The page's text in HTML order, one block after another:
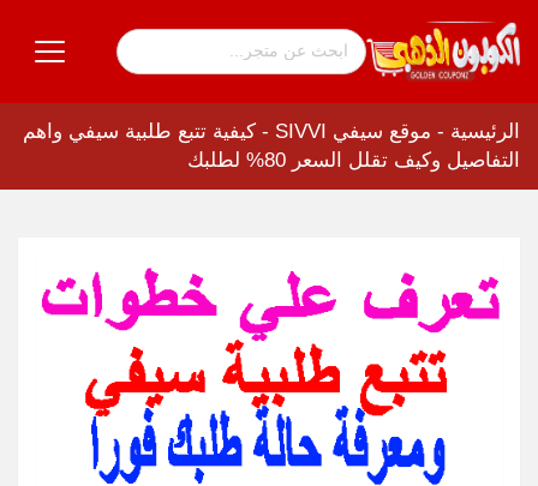
الرئيسية - موقع سيفي SIVVI - كيفية تتبع طلبية سيفي واهم
التفاصيل وكيف تقلل السعر 80% لطلبك